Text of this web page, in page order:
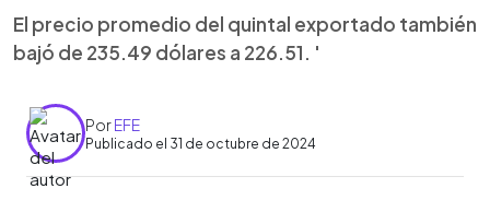
El precio promedio del quintal exportado también
bajó de 235.49 dólares a 226.51. '
PorEFE
Publicado el 31 de octubre de 2024